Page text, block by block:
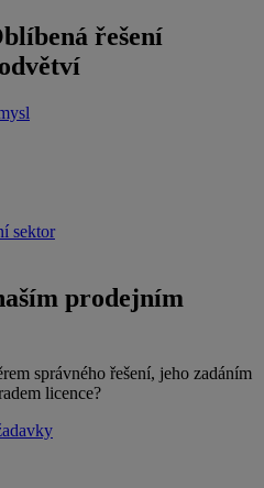
řešení
sektor
prodejním
správného řešení, jeho zadáním
licence?